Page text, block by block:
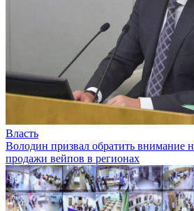
Власть
Володин призвал обратить внимание
продажи вейпов в регионах